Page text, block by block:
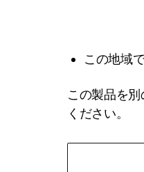
この地域
この製品を
ください。